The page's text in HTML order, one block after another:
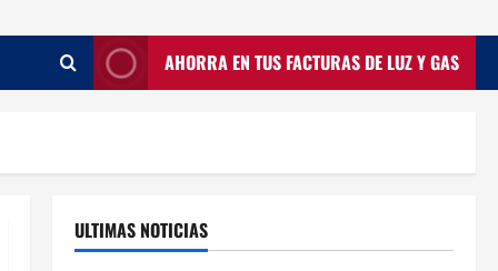
AHORRA EN TUS FACTURAS DE LUZ Y GAS
ULTIMAS NOTICIAS